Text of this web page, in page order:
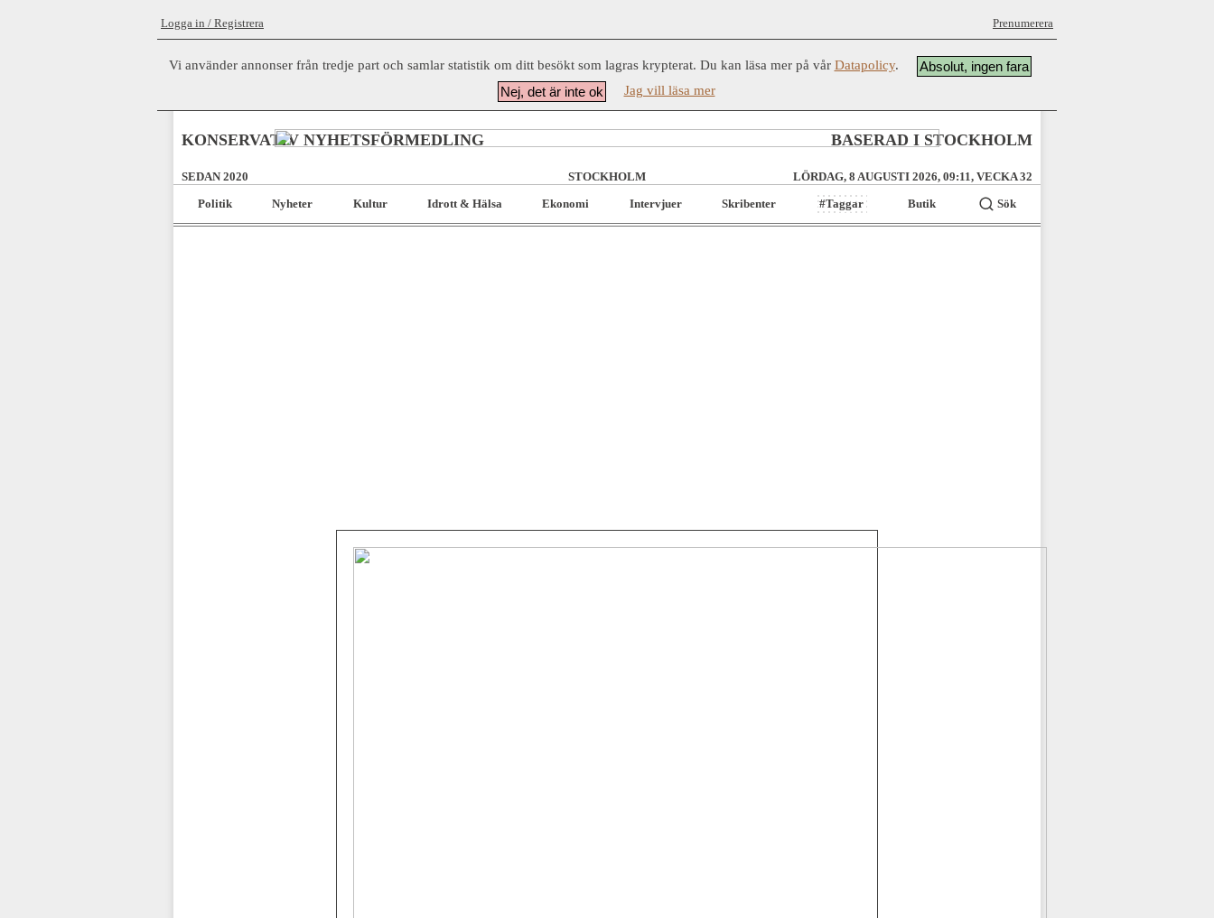
Logga in / Registrera Prenumerera
Vi använder annonser från tredje part och samlar statistik om ditt besökt som lagras krypterat. Du kan läsa mer på vår Datapolicy.
Absolut, ingen fara
Nej, det är inte ok
Jag vill läsa mer
KONSERVATIV NYHETSFÖRMEDLING BASERAD I STOCKHOLM
SEDAN 2020 STOCKHOLM
LÖRDAG, 8 AUGUSTI 2026, 09:11, VECKA 32
Politik
Nyheter Kultur Idrott & Hälsa Ekonomi Intervjuer Skribenter #Taggar Butik Sök